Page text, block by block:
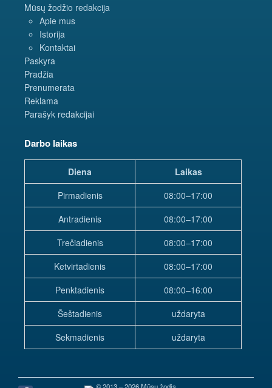
Mūsų žodžio redakcija
Apie mus
Istorija
Kontaktai
Paskyra
Pradžia
Prenumerata
Reklama
Parašyk redakcijai
Darbo laikas
Diena
Laikas
Pirmadienis
08:00–17:00
Antradienis
08:00–17:00
Trečiadienis
08:00–17:00
Ketvirtadienis
08:00–17:00
Penktadienis
08:00–16:00
Šeštadienis
uždaryta
Sekmadienis
uždaryta
© 2013 – 2026 Mūsų žodis